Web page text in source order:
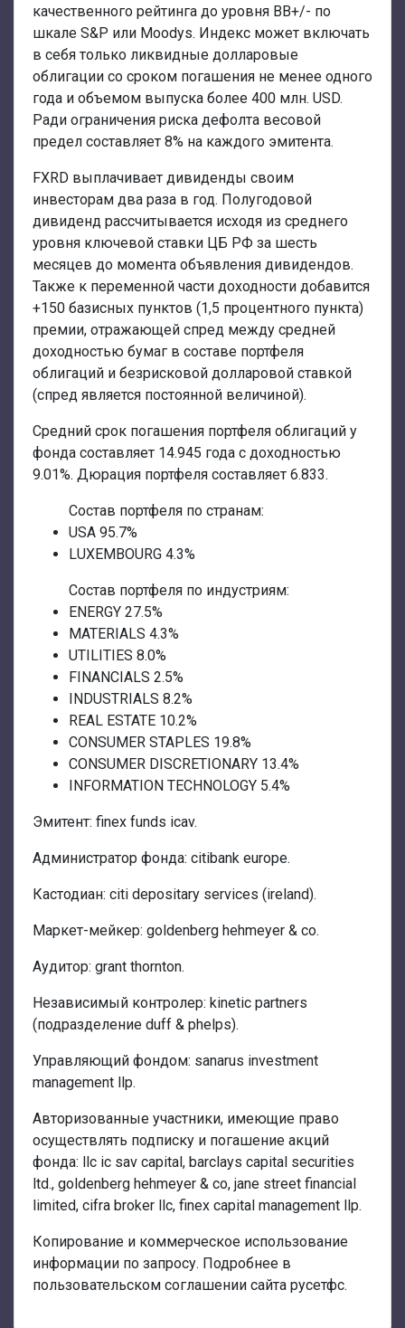
качественного рейтинга до уровня BB+/- по
шкале S&P или Moodys. Индекс может включать
в себя только ликвидные долларовые
облигации со сроком погашения не менее одного
года и объемом выпуска более 400 млн. USD.
Ради ограничения риска дефолта весовой
предел составляет 8% на каждого эмитента.
FXRD выплачивает дивиденды своим
инвесторам два раза в год. Полугодовой
дивиденд рассчитывается исходя из среднего
уровня ключевой ставки ЦБ РФ за шесть
месяцев до момента объявления дивидендов.
Также к переменной части доходности добавится
+150 базисных пунктов (1,5 процентного пункта)
премии, отражающей спред между средней
доходностью бумаг в составе портфеля
облигаций и безрисковой долларовой ставкой
(спред является постоянной величиной).
Средний срок погашения портфеля облигаций у
фонда составляет 14.945 года с доходностью
9.01%. Дюрация портфеля составляет 6.833.
Состав портфеля по странам:
USA 95.7%
LUXEMBOURG 4.3%
Состав портфеля по индустриям:
ENERGY 27.5%
MATERIALS 4.3%
UTILITIES 8.0%
FINANCIALS 2.5%
INDUSTRIALS 8.2%
REAL ESTATE 10.2%
CONSUMER STAPLES 19.8%
CONSUMER DISCRETIONARY 13.4%
INFORMATION TECHNOLOGY 5.4%
Эмитент: finex funds icav.
Администратор фонда: citibank europe.
Кастодиан: citi depositary services (ireland).
Маркет-мейкер: goldenberg hehmeyer & co.
Аудитор: grant thornton.
Независимый контролер: kinetic partners
(подразделение duff & phelps).
Управляющий фондом: sanarus investment
management llp.
Авторизованные участники, имеющие право
осуществлять подписку и погашение акций
фонда: llc ic sav capital, barclays capital securities
ltd., goldenberg hehmeyer & co, jane street financial
limited, cifra broker llc, finex capital management llp.
Копирование и коммерческое использование
информации по запросу. Подробнее в
пользовательском соглашении сайта русетфс.